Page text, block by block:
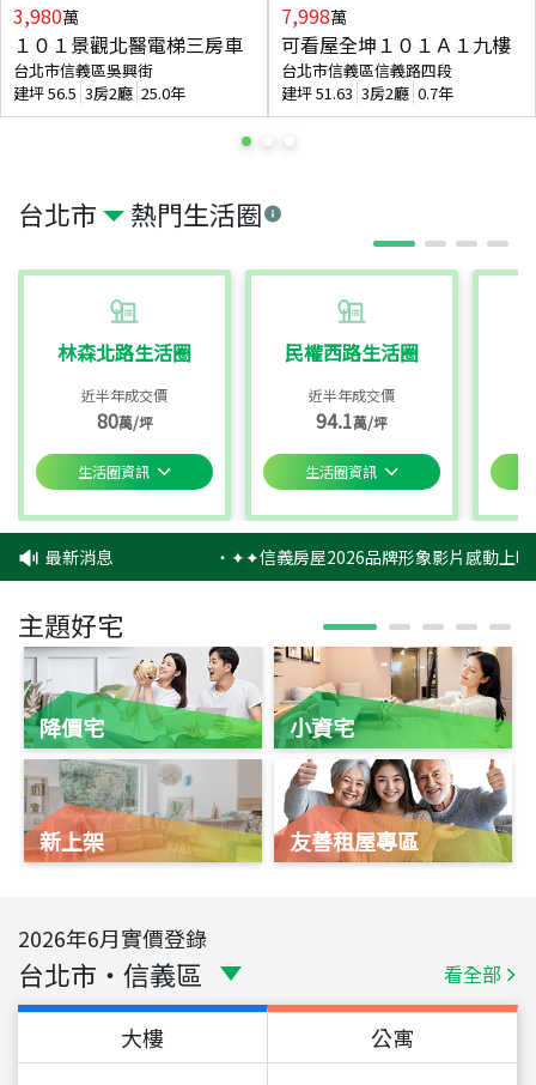
台北市 熱門生活圈
林森北路生活圈
近半年成交價
80萬/坪
生活圈資訊
民權西路生活圈
近半年成交價
94.1萬/坪
生活圈資訊
3,980萬
１０１景觀北醫電梯三房車
台北市信義區吳興街
建坪56.5 3房2廳 25.0年
7,998萬
可看屋全坤１０１Ａ１九樓
台北市信義區信義路四段
建坪51.63 3房2廳 0.7年
最新消息 ‧✦✦信義房屋2026品牌形象影片感動上
主題好宅
降價宅
新上架
小資宅
友善租屋專區
2026年6月實價登錄
台北市 ・ 信義區 看全部
大樓 公寓